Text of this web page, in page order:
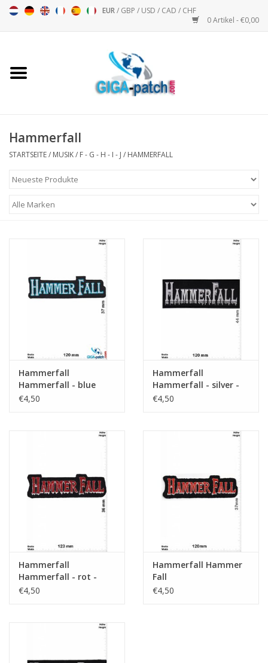
EUR/ GBP / USD / CAD / CHF
0 Artikel - €0,00
Motorsport - Sport
Schlüsselanhänger
Hammerfall
STARTSEITE/ MUSIK/ F - G - H - I - J / HAMMERFALL
Hammerfall
Hammerfall - blue
silver -Power-Metal-
€4,50
Hammerfall
Hammerfall - silver -
Power-Metal-Band
€4,50
Hammerfall
Hammerfall - rot -
Power-Metal-Band -
€4,50
Hammerfall Hammer
Fall
€4,50